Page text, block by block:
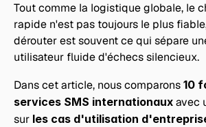
Tout comme la logistique globale, le
rapide n'est pas toujours le plus
dérouter est souvent ce qui sépare
utilisateur fluide d'échecs silencieux.
Dans cet article, nous comparons 10
services SMS internationaux avec
sur les cas d'utilisation